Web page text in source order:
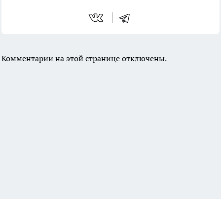
Комментарии на этой странице отключены.